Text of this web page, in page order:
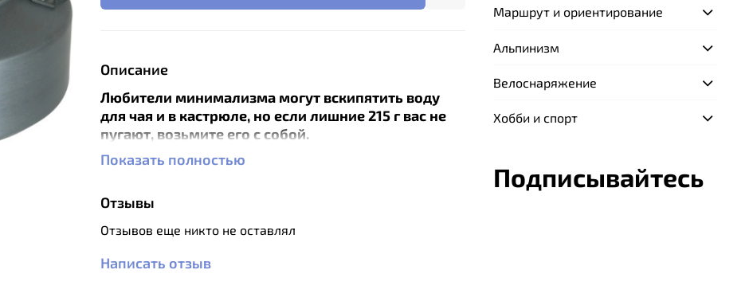
Описание
Любители минимализма могут вскипятить воду
для чая и в кастрюле, но если лишние 215 г вас не
пугают, возьмите его с собой.
Изготовленные из анодированного алюминия
посуды легкость и быстроту прогрева.
это алюминий со специальным покрытием,
получаемым электролитическим способом, которое
защищает от окисления и служит защитой от
Показать полностью
Отзывы
Отзывов еще никто не оставлял
Написать отзыв
Маршрут и ориентирование
Альпинизм
Велоснаряжение
Хобби и спорт
Подписывайтесь